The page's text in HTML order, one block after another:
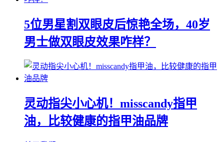
5位男星割双眼皮后惊艳全场，40岁
男士做双眼皮效果咋样？
灵动指尖小心机！misscandy指甲
油，比较健康的指甲油品牌